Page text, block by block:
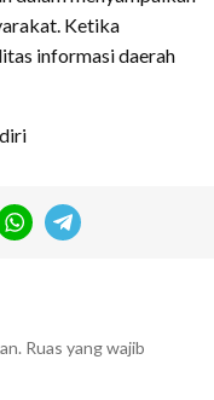
Ketika
informasi daerah
Ruas yang wajib